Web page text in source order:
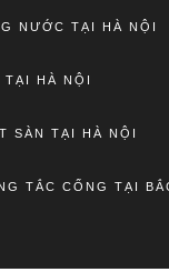
NƯỚC TẠI HÀ NỘI
TẠI HÀ NỘI
SÀN TẠI HÀ NỘI
TẮC CỐNG TẠI